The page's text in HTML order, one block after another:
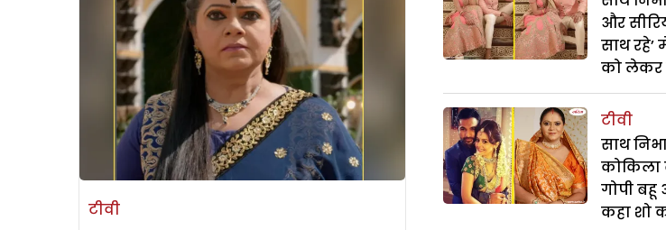
टीवी
और
साथ रहे’
को लेकर
टीवी
साथ
कोकिला
गोपी
कहा शो